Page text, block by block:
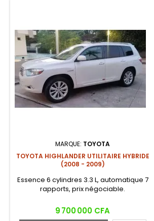
MARQUE: TOYOTA
TOYOTA HIGHLANDER UTILITAIRE HYBRIDE
(2008 - 2009)
Essence 6 cylindres 3.3 L, automatique 7
rapports, prix négociable.
Prix
9 700 000 CFA